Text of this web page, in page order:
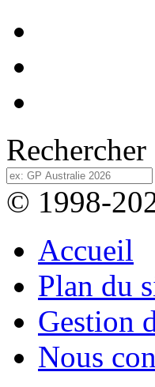
© 1998-
Accueil
Plan du
Gestion
Nous